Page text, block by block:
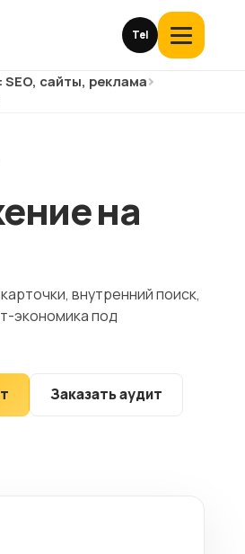
Tel
Открыть
меню
SEO, сайты, реклама
на
внутренний поиск,
экономика под
Заказать аудит